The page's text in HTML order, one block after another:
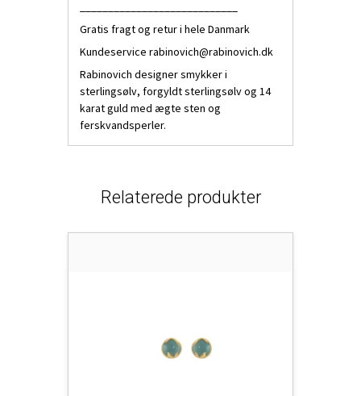
Gratis fragt og retur i hele Danmark
Kundeservice rabinovich@rabinovich.dk
Rabinovich designer smykker i
sterlingsølv, forgyldt sterlingsølv og 14
karat guld med ægte sten og
ferskvandsperler.
Relaterede produkter